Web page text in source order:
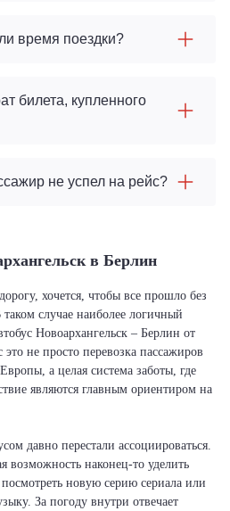
время поездки?
билета, купленного
не успел на рейс?
в Берлин
хочется, чтобы все прошло без
случае наиболее логичный
Новоархангельск – Берлин от
не просто перевозка пассажиров
а целая система заботы, где
являются главным ориентиром на
давно перестали ассоциироваться.
возможность наконец-то уделить
посмотреть новую серию сериала или
За погоду внутри отвечает